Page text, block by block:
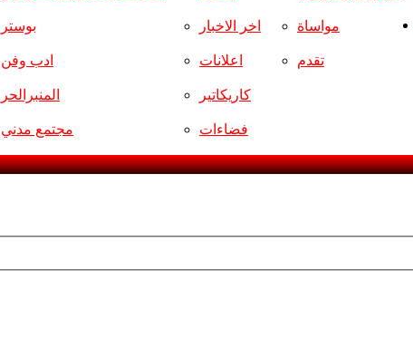
بوستر
ادب وفن
المنبرالحر
مجتمع مدني
اخر الاخبار
اعلانات
كاريكاتير
فضاءات
مواساة
تقدم